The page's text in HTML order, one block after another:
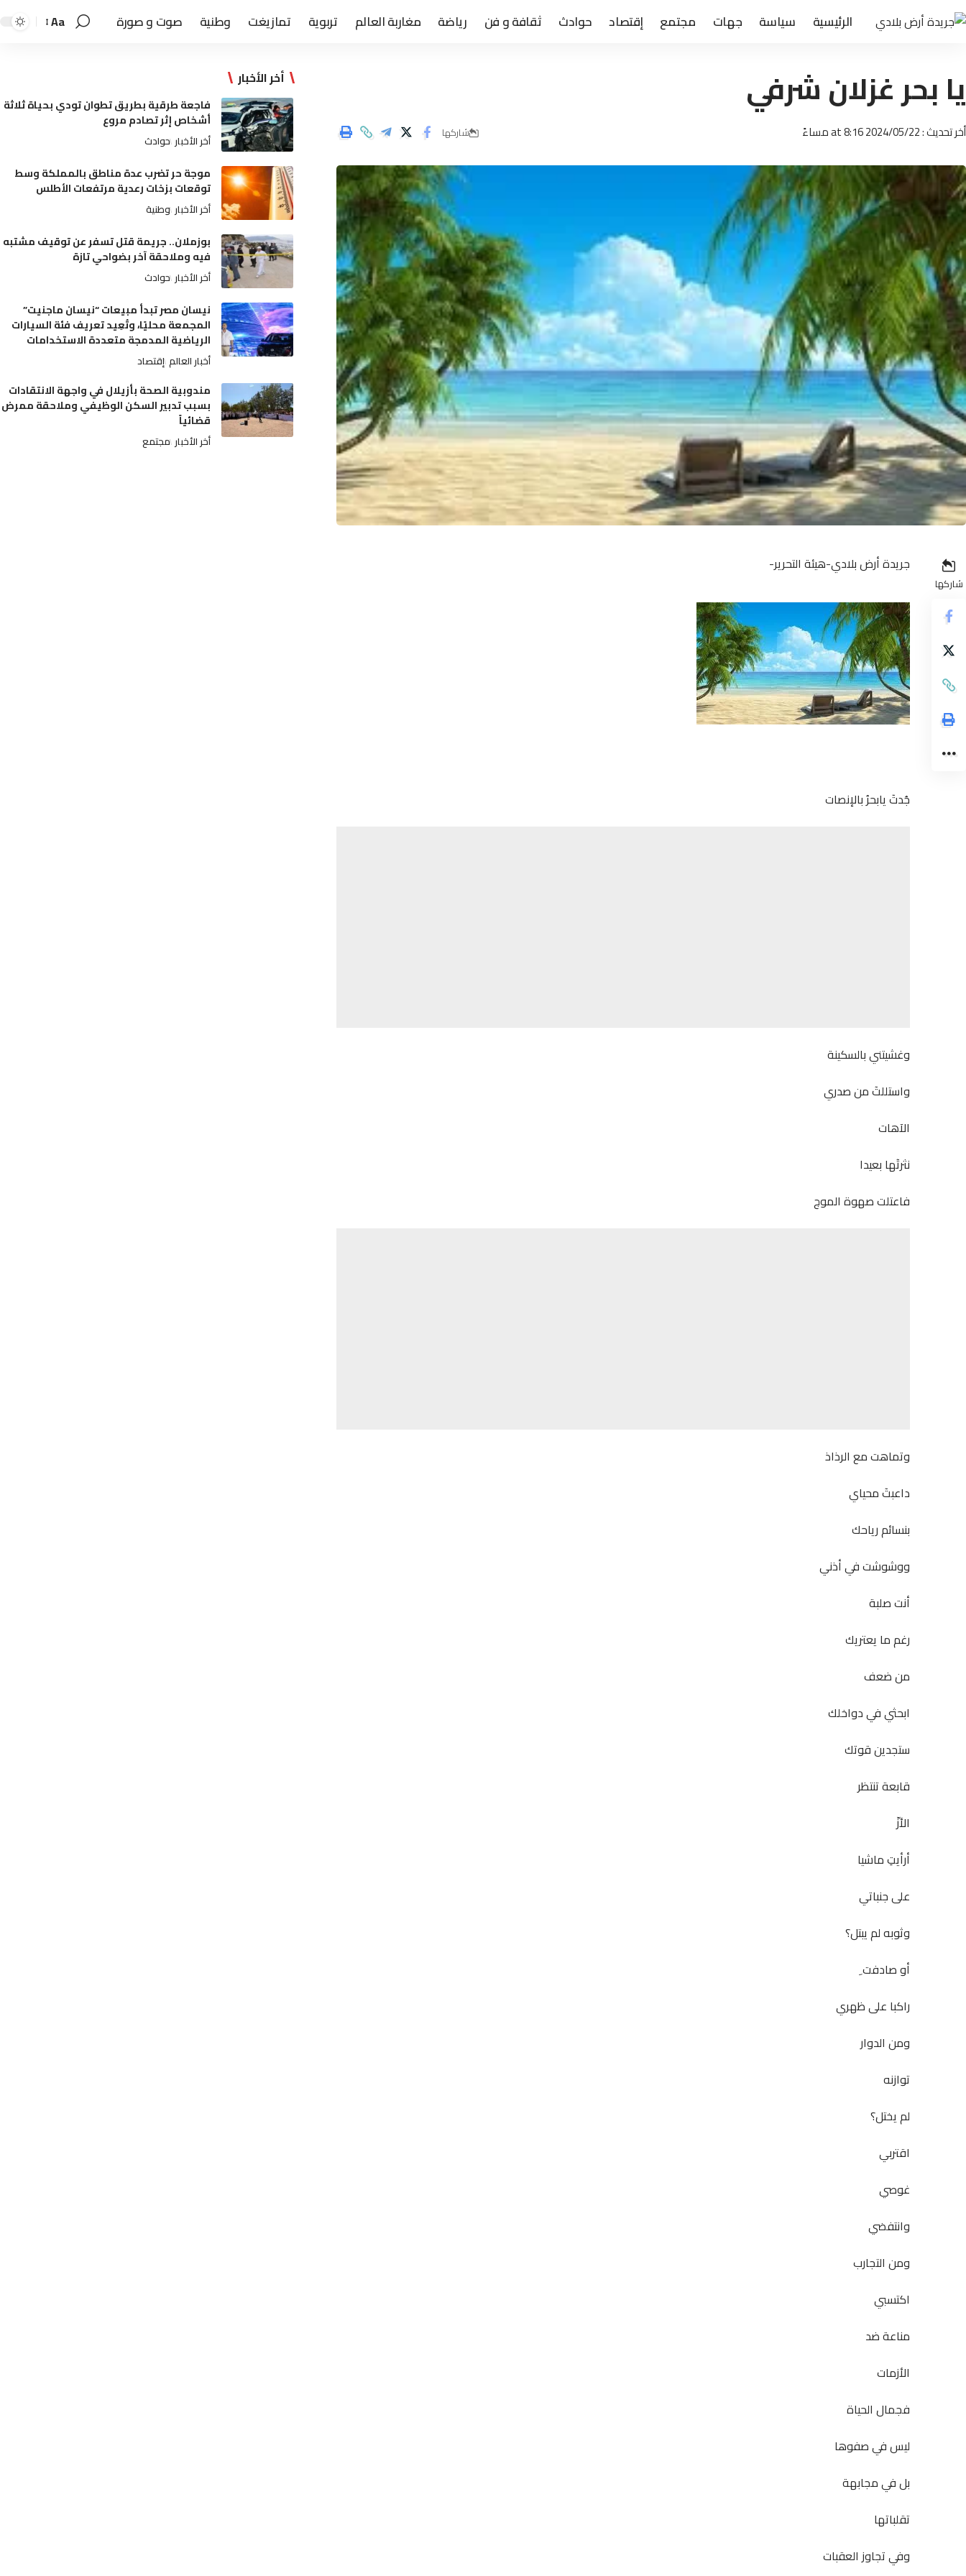
الرئيسية سياسة جهات مجتمع إقتصاد حوادث ثقافة و فن رياضة مغاربة العالم تربوية تمازيغت وطنية صوت و صورة Aa
يا بحر غزلان شرفي
أخر تحديث : 2024/05/22 at 8:16 مساءً شاركها
شاركها
جريدة أرض بلادي-هيئة التحرير-
جُدتٓ يابحرُ بالإنصات
وغشيتني بالسكينة
واستللتٓ من صدري
الآهات
نثرتٓها بعيدا
فاعتلت صهوة الموج
وتماهت مع الرذاذ
داعبتٓ محياي
بنسائم رياحك
ووشوشت في أذني
أنت صلبة
رغم ما يعتريك
من ضعف
ابحثي في دواخلك
ستجدين قوتك
قابعة تنتظر
الأزّ
أرأيتِ ماشيا
على جنباتي
وثوبه لم يبتل؟
أو صادفت ِ
راكبا على ظهري
ومن الدوار
توازنه
لم يختل؟
اقتربي
غوصي
وانتفضي
ومن التجارب
اكتسبي
مناعة ضد
الأزمات
فجمال الحياة
ليس في صفوها
بل في مجابهة
تقلباتها
وفي تجاوز العقبات
أخر الأخبار
فاجعة طرقية بطريق تطوان تودي بحياة ثلاثة
أشخاص إثر تصادم مروع
أخر الأخبار حوادث
موجة حر تضرب عدة مناطق بالمملكة وسط
توقعات بزخات رعدية مرتفعات الأطلس
أخر الأخبار وطنية
بوزملان.. جريمة قتل تسفر عن توقيف مشتبه
فيه وملاحقة آخر بضواحي تازة
أخر الأخبار حوادث
نيسان مصر تبدأ مبيعات “نيسان ماجنيت”
المجمعة محليًا، وتُعِيد تعريف فئة السيارات
الرياضية المدمجة متعددة الاستخدامات
أخبار العالم إقتصاد
مندوبية الصحة بأزيلال في واجهة الانتقادات
بسبب تدبير السكن الوظيفي وملاحقة ممرض
قضائياً
أخر الأخبار مجتمع